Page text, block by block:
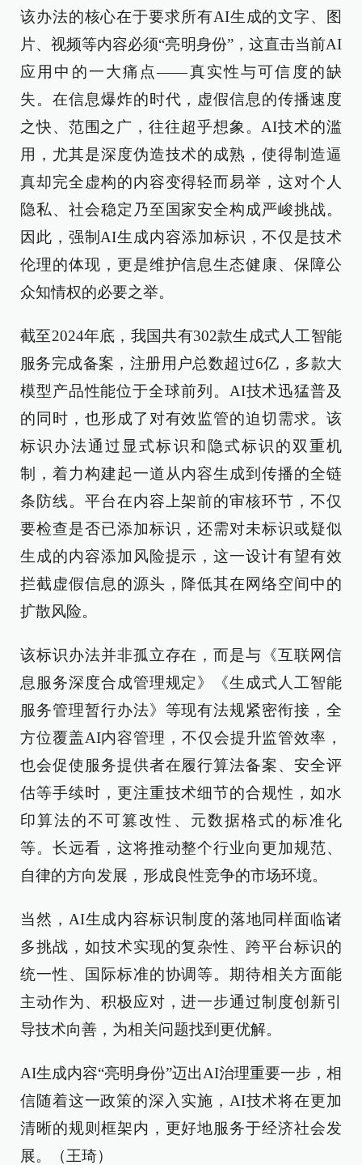
该办法的核心在于要求所有AI生成的文字、图
片、视频等内容必须“亮明身份”，这直击当前AI
应用中的一大痛点——真实性与可信度的缺
失。在信息爆炸的时代，虚假信息的传播速度
之快、范围之广，往往超乎想象。AI技术的滥
用，尤其是深度伪造技术的成熟，使得制造逼
真却完全虚构的内容变得轻而易举，这对个人
隐私、社会稳定乃至国家安全构成严峻挑战。
因此，强制AI生成内容添加标识，不仅是技术
伦理的体现，更是维护信息生态健康、保障公
众知情权的必要之举。
截至2024年底，我国共有302款生成式人工智能
服务完成备案，注册用户总数超过6亿，多款大
模型产品性能位于全球前列。AI技术迅猛普及
的同时，也形成了对有效监管的迫切需求。该
标识办法通过显式标识和隐式标识的双重机
制，着力构建起一道从内容生成到传播的全链
条防线。平台在内容上架前的审核环节，不仅
要检查是否已添加标识，还需对未标识或疑似
生成的内容添加风险提示，这一设计有望有效
拦截虚假信息的源头，降低其在网络空间中的
扩散风险。
该标识办法并非孤立存在，而是与《互联网信
息服务深度合成管理规定》《生成式人工智能
服务管理暂行办法》等现有法规紧密衔接，全
方位覆盖AI内容管理，不仅会提升监管效率，
也会促使服务提供者在履行算法备案、安全评
估等手续时，更注重技术细节的合规性，如水
印算法的不可篡改性、元数据格式的标准化
等。长远看，这将推动整个行业向更加规范、
自律的方向发展，形成良性竞争的市场环境。
当然，AI生成内容标识制度的落地同样面临诸
多挑战，如技术实现的复杂性、跨平台标识的
统一性、国际标准的协调等。期待相关方面能
主动作为、积极应对，进一步通过制度创新引
导技术向善，为相关问题找到更优解。
AI生成内容“亮明身份”迈出AI治理重要一步，相
信随着这一政策的深入实施，AI技术将在更加
清晰的规则框架内，更好地服务于经济社会发
展。（王琦）